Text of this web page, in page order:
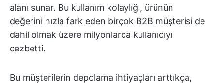
alanı sunar. Bu kullanım kolaylığı, ürünün
değerini hızla fark eden birçok B2B müşterisi de
dahil olmak üzere milyonlarca kullanıcıyı
cezbetti.
Bu müşterilerin depolama ihtiyaçları arttıkça,